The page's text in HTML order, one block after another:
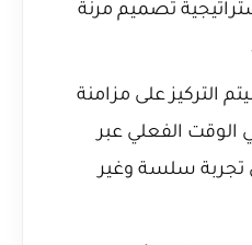
تصميم مرنة
التركيز على مزامنة
الوقت الفعلي عبر
تجربة سلسة وغير